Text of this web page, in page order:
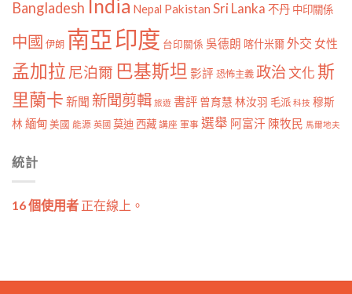
Bangladesh India Nepal Pakistan Sri Lanka 不丹 中印關係
中國 伊朗 南亞印度 台印關係 吳德朗 喀什米爾外交 女性
孟加拉 尼泊爾 巴基斯坦 影評 恐怖主義 政治文化斯
里蘭卡 新聞 新聞剪輯 旅遊 書評 曾育慧 林汝羽 毛派 科技 穆斯
林 緬甸 美國 能源 英國 莫迪 西藏 講座 軍事 選舉 阿富汗 陳牧民 馬爾地夫
統計
16 個使用者 正在線上。